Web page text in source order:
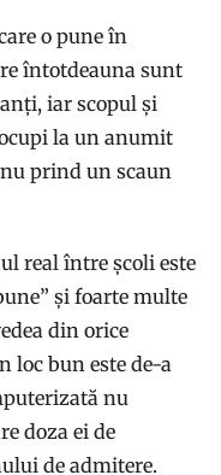
o pune în
întotdeauna sunt
iar scopul și
la un anumit
prind un scaun
real între școli este
și foarte multe
din orice
loc bun este de-a
nu
doza ei de
de admitere.